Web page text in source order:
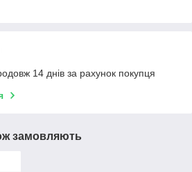
14 днів за рахунок покупця
замовляють